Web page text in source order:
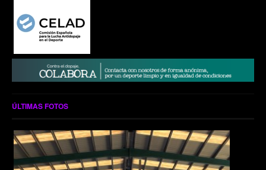
ÚLTIMAS FOTOS